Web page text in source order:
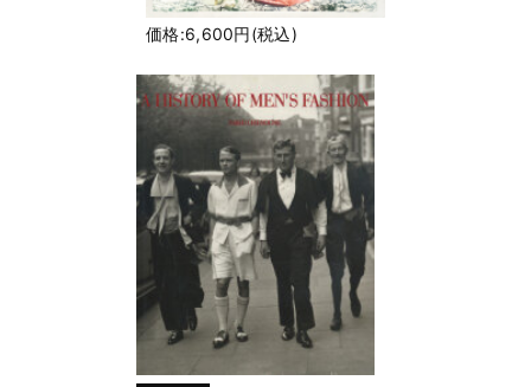
価格:6,600円(税込)